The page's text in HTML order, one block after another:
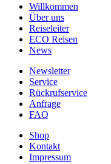
Willkommen
Über uns
Reiseleiter
ECO Reisen
News
Newsletter
Service
Rückrufservice
Anfrage
FAQ
Shop
Kontakt
Impressum